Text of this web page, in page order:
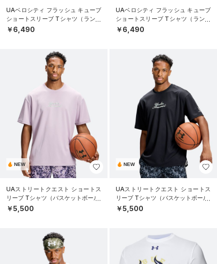
UAベロシティ フラッシュ キューブ
ショートスリーブ Tシャツ（ランニ
ング/MEN）
￥6,490
UAベロシティ フラッシュ キューブ
ショートスリーブ Tシャツ（ランニ
ング/MEN）
￥6,490
NEW
UAストリートクエスト ショートス
リーブ Tシャツ（バスケットボール/
MEN）
￥5,500
NEW
UAストリートクエスト ショートス
リーブ Tシャツ（バスケットボール/
MEN）
￥5,500